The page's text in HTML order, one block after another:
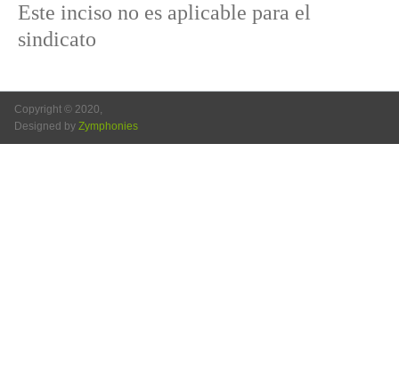
Este inciso no es aplicable para el
sindicato
Copyright © 2020,
Designed by Zymphonies